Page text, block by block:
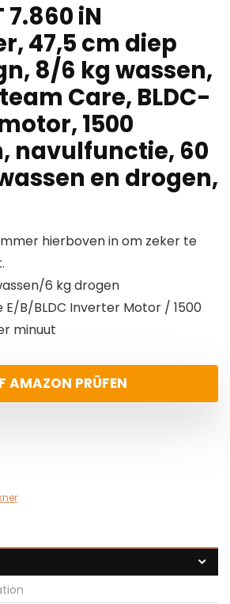
7.860 iN
47,5 cm diep
8/6 kg wassen,
Care, BLDC-
1500
navulfunctie, 60
en drogen,
hierboven in om zeker te
6 kg drogen
B/BLDC Inverter Motor / 1500
minuut
AMAZON PRÜFEN